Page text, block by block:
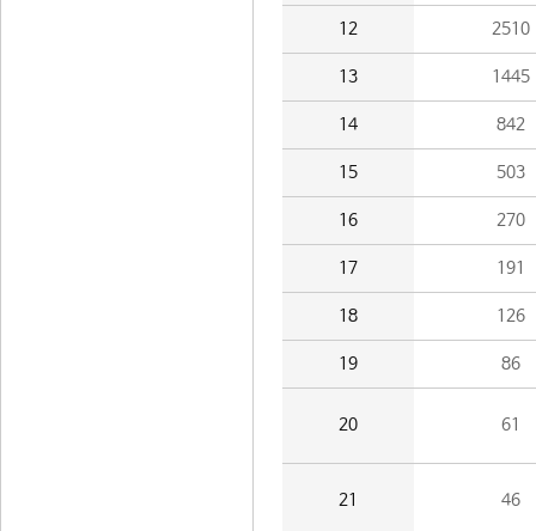
12 2510
13 1445
14 842
15 503
16 270
17 191
18 126
19 86
20 61
21 46